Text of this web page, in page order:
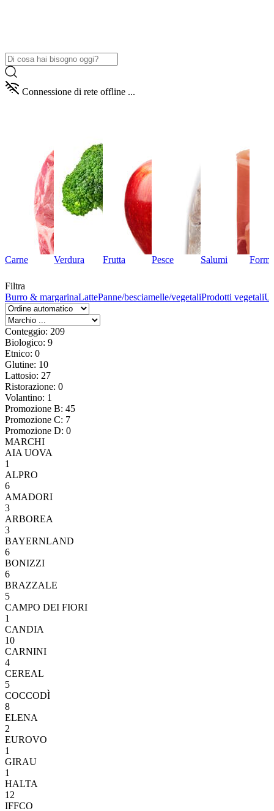
Connessione di rete offline ...
Carne Verdura Frutta Pesce Salumi
Filtra
Burro & margarinaLattePanne/besciamelle/vegetaliProdotti vegetali
Conteggio: 209
Biologico: 9
Etnico: 0
Glutine: 10
Lattosio: 27
Ristorazione: 0
Volantino: 1
Promozione B: 45
Promozione C: 7
Promozione D: 0
MARCHI
AIA UOVA
1
ALPRO
6
AMADORI
3
ARBOREA
3
BAYERNLAND
6
BONIZZI
6
BRAZZALE
5
CAMPO DEI FIORI
1
CANDIA
10
CARNINI
4
CEREAL
5
COCCODÌ
8
ELENA
2
EUROVO
1
GIRAU
1
HALTA
12
IFFCO